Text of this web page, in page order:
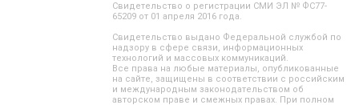
Свидетельство о регистрации СМИ ЭЛ № ФС77-
65209 от 01 апреля 2016 года.
Свидетельство выдано Федеральной службой по
надзору в сфере связи, информационных
технологий и массовых коммуникаций.
Все права на любые материалы, опубликованные
на сайте, защищены в соответствии с российским
и международным законодательством об
авторском праве и смежных правах. При полном